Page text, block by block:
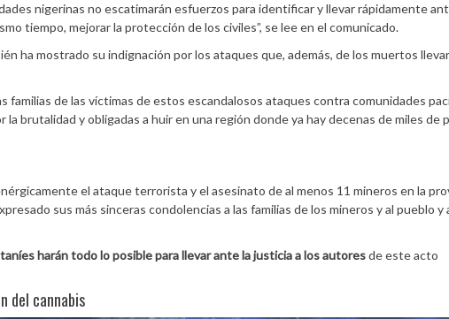
nigerinas no escatimarán esfuerzos para identificar y llevar rápidamente
tiempo, mejorar la protección de los civiles”, se lee en el comunicado.
ha mostrado su indignación por los ataques que, además, de los muertos
familias de las víctimas de estos escandalosos ataques contra comunidades
brutalidad y obligadas a huir en una región donde ya hay decenas de miles de
el ataque terrorista y el asesinato de al menos 11 mineros en la
sus más sinceras condolencias a las familias de los mineros y al pueblo y
harán todo lo posible para llevar ante la justicia a los autoresde este acto
del cannabis